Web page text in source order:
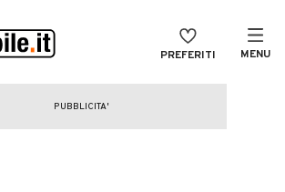
PREFERITI MENU